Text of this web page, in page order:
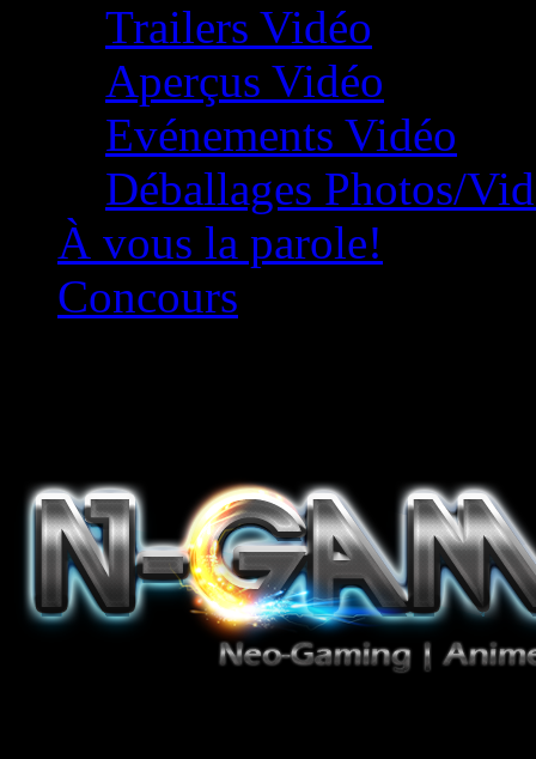
Trailers Vidéo
Aperçus Vidéo
Evénements Vidéo
Déballages Photos/
À vous la parole!
Concours